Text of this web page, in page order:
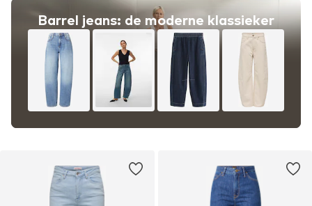
Barrel jeans: de moderne klassieker